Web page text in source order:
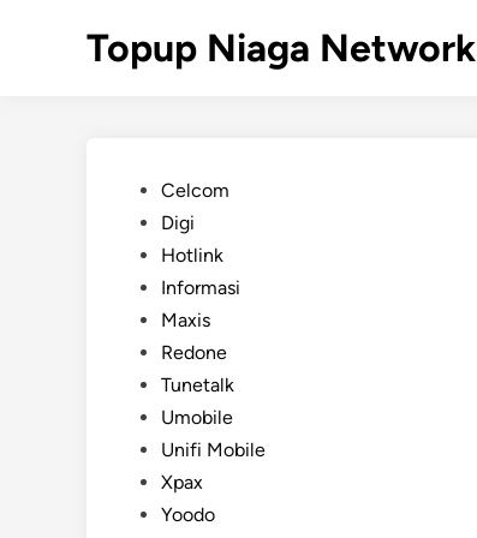
Topup Niaga Network
PostedCelcom
Digi
Hotlink
Informasi
Maxis
Redone
Tunetalk
Umobile
Unifi Mobile
Xpax
Yoodo